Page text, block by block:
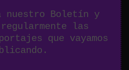
nuestro Boletín y
las
que vayamos